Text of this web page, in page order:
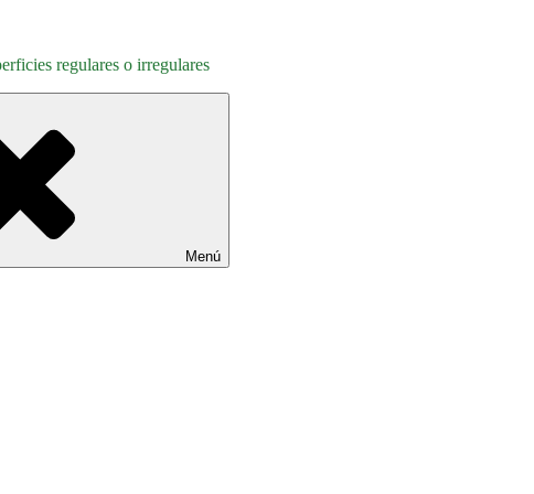
regulares o irregulares
Menú